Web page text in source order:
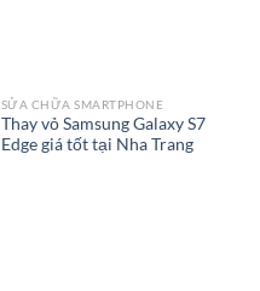
SỬA CHỮA SMARTPHONE
Thay vỏ Samsung Galaxy S7
Edge giá tốt tại Nha Trang